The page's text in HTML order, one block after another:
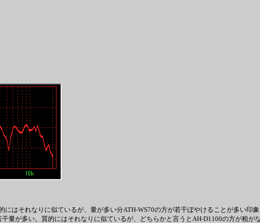
はそれなりに似ているが、量が多い分ATH-WS70の方が若干ぼやけることが多い印
量が多い。質的にはそれなりに似ているが、どちらかと言うとAH-D1100の方が粗